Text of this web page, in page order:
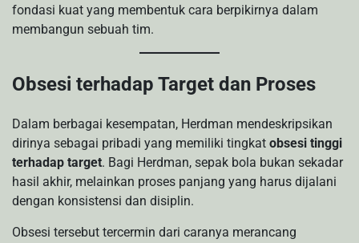
fondasi kuat yang membentuk cara berpikirnya dalam
membangun sebuah tim.
Obsesi terhadap Target dan Proses
Dalam berbagai kesempatan, Herdman mendeskripsikan
dirinya sebagai pribadi yang memiliki tingkat obsesi tinggi
terhadap target. Bagi Herdman, sepak bola bukan sekadar
hasil akhir, melainkan proses panjang yang harus dijalani
dengan konsistensi dan disiplin.
Obsesi tersebut tercermin dari caranya merancang